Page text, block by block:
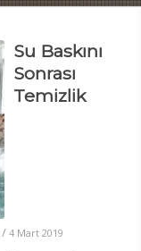
Su Baskını
Sonrası
Temizlik
/ 4 Mart 2019